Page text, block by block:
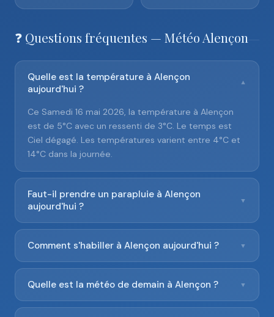
❓ Questions fréquentes — Météo Alençon
Quelle est la température à Alençon
aujourd'hui ?
▼
Ce Samedi 16 mai 2026, la température à Alençon
est de 5°C avec un ressenti de 3°C. Le temps est
Ciel dégagé. Les températures varient entre 4°C et
14°C dans la journée.
Faut-il prendre un parapluie à Alençon
aujourd'hui ?
▼
Comment s'habiller à Alençon aujourd'hui ? ▼
Quelle est la météo de demain à Alençon ? ▼